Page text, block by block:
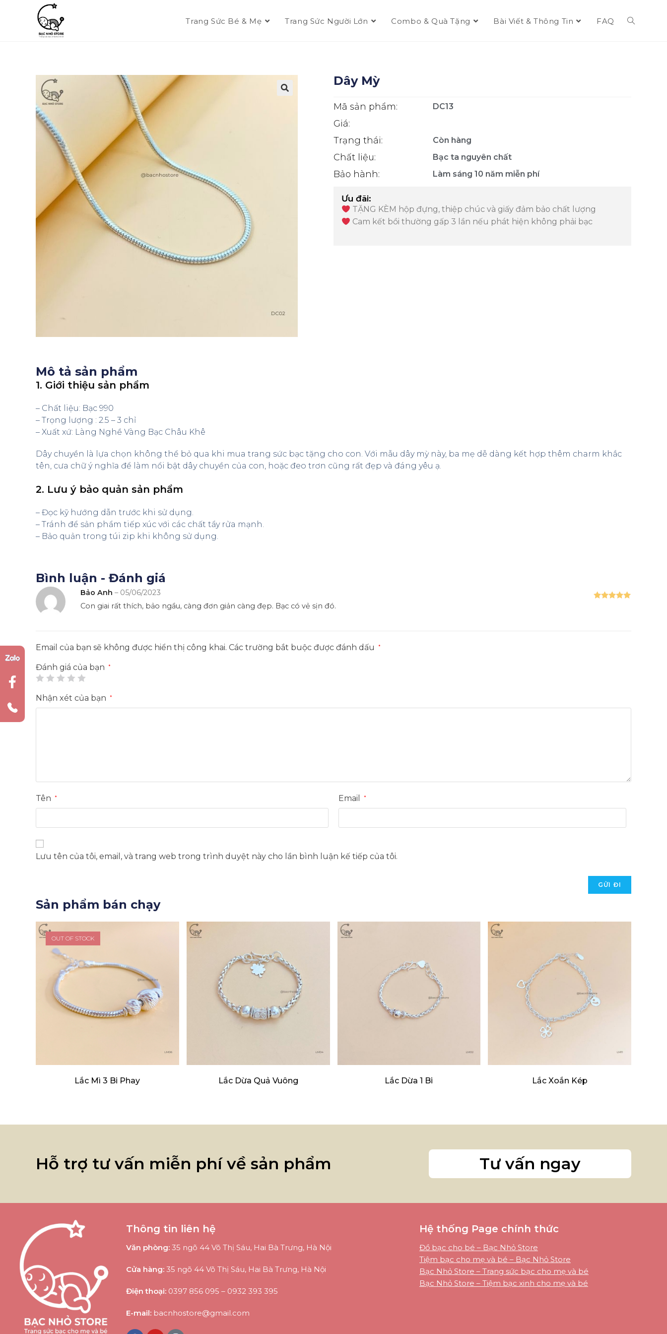
Trang Sức Bé & Mẹ Trang Sức Người Lớn Combo & Quà Tặng Bài Viết & Thông Tin FAQ
Dây Mỳ
Mã sản phẩm: DC13
Giá:
Trạng thái:
Còn hàng
Chất liệu: Bạc ta nguyên chất
Bảo hành: Làm sáng 10 năm miễn phí
Ưu đãi:
TẶNG KÈM hộp đựng, thiệp chúc và giấy đảm bảo chất lượng
Cam kết bồi thường gấp 3 lần nếu phát hiện không phải bạc
Mô tả sản phẩm
1. Giới thiệu sản phẩm
– Chất liệu: Bạc 990
– Trọng lượng : 2.5 – 3 chỉ
– Xuất xứ: Làng Nghề Vàng Bạc Châu Khê
Dây chuyền là lựa chọn không thể bỏ qua khi mua trang sức bạc tặng cho con. Với mẫu dây mỳ này, ba mẹ dễ dàng kết hợp thêm charm khắc
tên, cưa chữ ý nghĩa để làm nổi bật dây chuyền của con, hoặc đeo trơn cũng rất đẹp và đáng yêu ạ.
2. Lưu ý bảo quản sản phẩm
– Đọc kỹ hướng dẫn trước khi sử dụng.
– Tránh để sản phẩm tiếp xúc với các chất tẩy rửa mạnh.
– Bảo quản trong túi zip khi không sử dụng.
Bình luận - Đánh giá
Bảo Anh – 05/06/2023
Con giai rất thích, bảo ngầu, càng đơn giản càng đẹp. Bạc có vẻ sịn đó.
Email của bạn sẽ không được hiển thị công khai. Các trường bắt buộc được đánh dấu *
Đánh giá của bạn *
Nhận xét của bạn *
Tên * Email *
Lưu tên của tôi, email, và trang web trong trình duyệt này cho lần bình luận kế tiếp của tôi.
Sản phẩm bán chạy
OUT OF STOCK
Lắc Mì 3 Bi Phay Lắc Dừa Quả Vuông Lắc Dừa 1 Bi Lắc Xoắn Kép
Hỗ trợ tư vấn miễn phí về sản phẩm Tư vấn ngay
Thông tin liên hệ
Văn phòng:35 ngõ 44 Võ Thị Sáu, Hai Bà Trưng, Hà Nội
Cửa hàng:35 ngõ 44 Võ Thị Sáu, Hai Bà Trưng, Hà Nội
Điện thoại: 0397 856 095 – 0932 393 395
E-mail: bacnhostore@gmail.com
Hệ thống Page chính thức
Đồ bạc cho bé – Bạc Nhỏ Store
Tiệm bạc cho mẹ và bé – Bạc Nhỏ Store
Bạc Nhỏ Store – Trang sức bạc cho mẹ và bé
Bạc Nhỏ Store – Tiệm bạc xinh cho mẹ và bé